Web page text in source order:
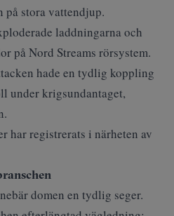
på stora vattendjup.
laddningarna och
på Nord Streams rörsystem.
hade en tydlig koppling
under krigsundantaget,
har registrerats i närheten av
domen en tydlig seger.